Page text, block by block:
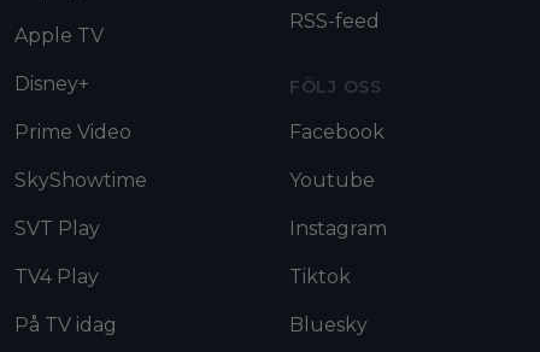
Apple TV
Disney+
Prime Video
SkyShowtime
SVT Play
TV4 Play
På TV idag
RSS-feed
FÖLJ OSS
Facebook
Youtube
Instagram
Tiktok
Bluesky